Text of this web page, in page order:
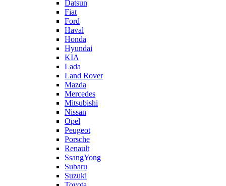
Datsun
Fiat
Ford
Haval
Honda
Hyundai
KIA
Lada
Land Rover
Mazda
Mercedes
Mitsubishi
Nissan
Opel
Peugeot
Porsche
Renault
SsangYong
Subaru
Suzuki